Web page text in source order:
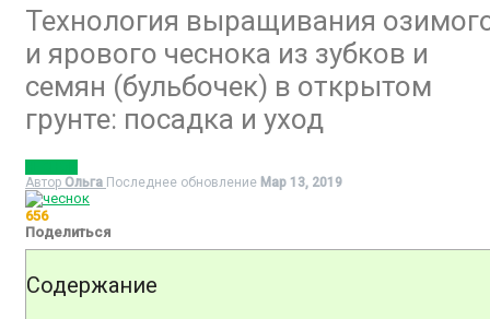
Технология выращивания
и ярового чеснока из зубков и
семян (бульбочек) в открытом
грунте: посадка и уход
Автор Ольга Последнее обновление Мар 13, 2019
656
Поделиться
Содержание